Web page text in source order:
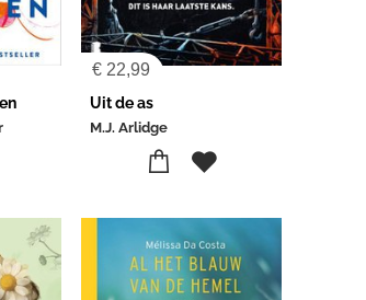
€ 22,99
Uit de as
M.J. Arlidge